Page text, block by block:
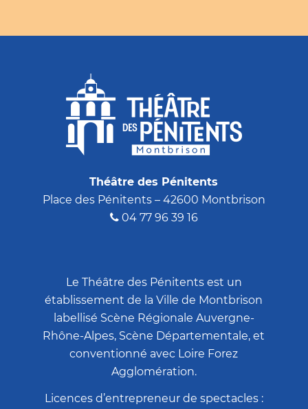
Théâtre des Pénitents
Place des Pénitents – 42600 Montbrison
04 77 96 39 16
Le Théâtre des Pénitents est un
établissement de la Ville de Montbrison
labellisé Scène Régionale Auvergne-
Rhône-Alpes, Scène Départementale, et
conventionné avec Loire Forez
Agglomération.
Licences d’entrepreneur de spectacles :